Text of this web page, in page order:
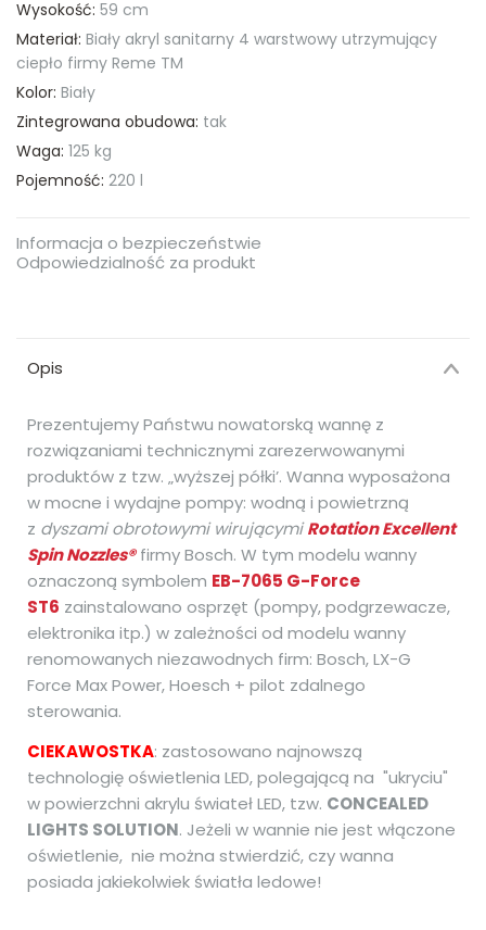
Wysokość: 59 cm
Materiał: Biały akryl sanitarny 4 warstwowy utrzymujący
ciepło firmy Reme TM
Kolor: Biały
Zintegrowana obudowa: tak
Waga: 125 kg
Pojemność: 220 l
Informacja o bezpieczeństwie
Odpowiedzialność za produkt
Opis
Prezentujemy Państwu nowatorską wannę z
rozwiązaniami technicznymi zarezerwowanymi
produktów z tzw. „wyższej półki’. Wanna wyposażona
w mocne i wydajne pompy: wodną i powietrzną
z dyszami obrotowymi wirującymi Rotation Excellent
Spin Nozzles®firmy Bosch. W tym modelu wanny
oznaczoną symbolem EB-7065 G-Force
ST6 zainstalowano osprzęt (pompy, podgrzewacze,
elektronika itp.) w zależności od modelu wanny
renomowanych niezawodnych firm: Bosch, LX-G
Force Max Power, Hoesch + pilot zdalnego
sterowania.
CIEKAWOSTKA: zastosowano najnowszą
technologię oświetlenia LED, polegającą na "ukryciu"
w powierzchni akrylu świateł LED, tzw. CONCEALED
LIGHTS SOLUTION. Jeżeli w wannie nie jest włączone
oświetlenie, nie można stwierdzić, czy wanna
posiada jakiekolwiek światła ledowe!